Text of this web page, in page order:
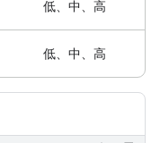
低、中、高
低、中、高